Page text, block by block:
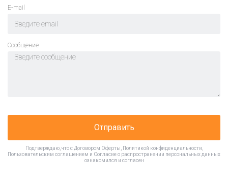
E-mail
Cообщение
Отправить
Подтверждаю, что с Договором Оферты Политикой конфиденциальности
Пользовательским соглашением и Согласие о распространении персональных данных
ознакомился и согласен